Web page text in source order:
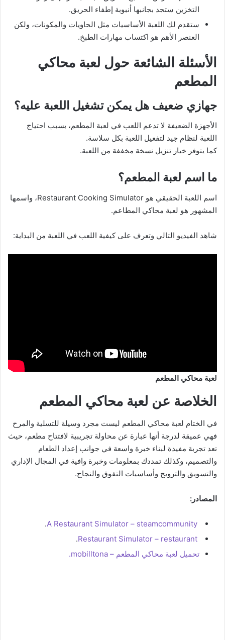
التخزين ستجد بجانبها أنبوبة إطفاء الحريق.
ستقدم لك اللعبة الأساسيات مثل الحاويات والمكونات، ولكن
العنصر الأهم هو اكتساب مهارات الطبخ.
الأسئلة الشائعة حول لعبة محاكي
المطعم
جهازي ضعيف هل يمكن تشغيل اللعبة عليه؟
الأجهزة الضعيفة لا تدعم اللعب في لعبة المطعم، بسبب احتياج
اللعبة لنظام جيد لتفعيل اللعبة بكل سلاسة.
كما يتوفر خيار تنزيل نسخة مخففة من اللعبة.
ما اسم لعبة المطعم؟
اسم اللعبة الحقيقي هو Restaurant Cooking Simulator، واسمها
المشهور هو لعبة محاكي المطاعم.
شاهد الفيديو التالي وتعرف على كيفية اللعب في اللعبة من البداية:
لعبة محاكي المطعم
الخلاصة عن لعبة محاكي المطعم
في الختام لعبة محاكي المطعم ليست مجرد وسيلة للتسلية والمرح
فهي عميقة لدرجة أنها عبارة عن محاولة تجريبية لافتتاح مطعم، حيث
تعد تجربة مفيدة لبناء خبرة واسعة في جوانب إعداد الطعام
والتصميم، وكذلك تمددك بمعلومات وخبرة وافية في المجال الإداري
والتسويق والترويج وأساسيات التفوق والنجاح.
المصادر:
A Restaurant Simulator – steamcommunity
.
Restaurant Simulator – restaurant
.
تحميل لعبة محاكي المطعم – mobilltona.